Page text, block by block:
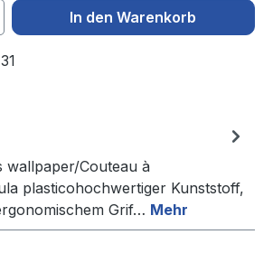
Gib den
In den Warenkorb
31
wallpaper/Couteau à
plasticohochwertiger Kunststoff,
Grif… Mehr